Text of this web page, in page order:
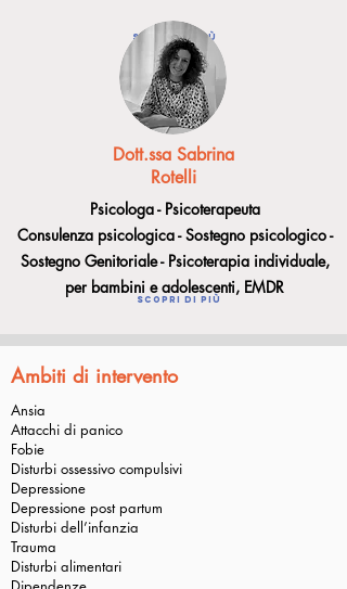
Scopri di più
Dott.ssa Sabrina
Rotelli
Psicologa - Psicoterapeuta
Consulenza psicologica - Sostegno psicologico -
Sostegno Genitoriale - Psicoterapia individuale,
per bambini e adolescenti, EMDR
Scopri di più
Ambiti di intervento
Ansia
Attacchi di panico
Fobie
Disturbi ossessivo compulsivi
Depressione
Depressione post partum
Disturbi dell’infanzia
Trauma
Disturbi alimentari